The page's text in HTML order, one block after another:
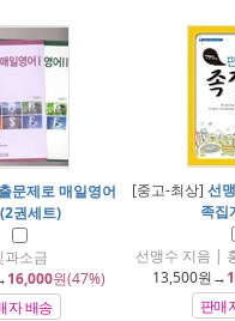
문제로 매일영어
권세트)
과소금
16,000원(47%)
자 배송
[중고-최상] 선
족집
선맹수 지음 |
13,500원→
판매